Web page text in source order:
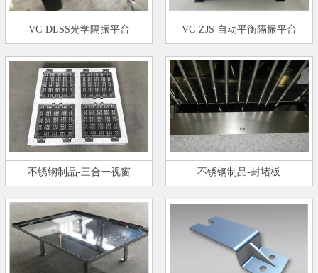
VC-DLSS光学隔振平台 VC-ZJS 自动平衡隔振平台
不锈钢制品-三合一视窗 不锈钢制品-封堵板